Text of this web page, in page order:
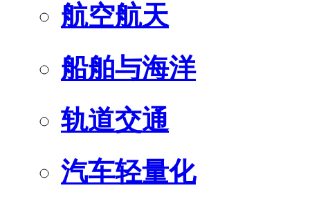
航空航天
船舶与海洋
轨道交通
汽车轻量化